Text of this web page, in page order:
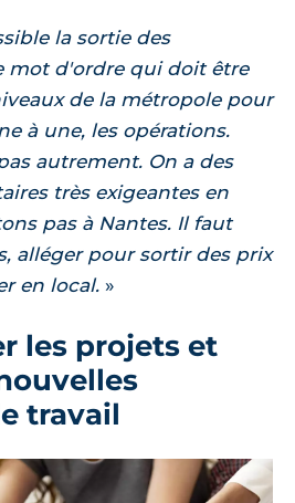
la sortie des
mot d'ordre qui doit être
de la métropole pour
à une, les opérations.
autrement. On a des
très exigeantes en
pas à Nantes. Il faut
alléger pour sortir des prix
en local.
les projets et
travail